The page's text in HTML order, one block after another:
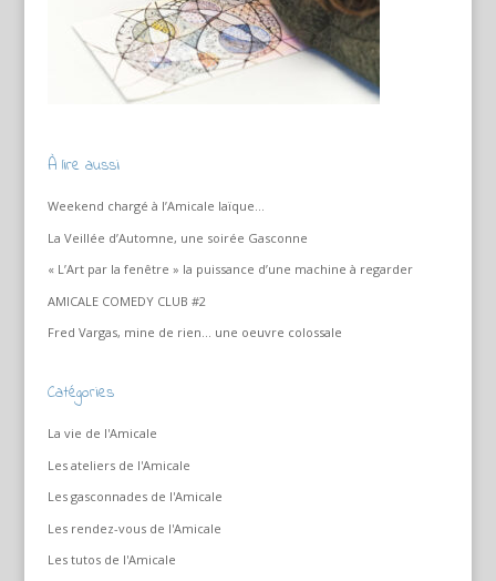
À lire aussi
Weekend chargé à l’Amicale laïque…
La Veillée d’Automne, une soirée Gasconne
« L’Art par la fenêtre » la puissance d’une machine à regarder
AMICALE COMEDY CLUB #2
Fred Vargas, mine de rien… une oeuvre colossale
Catégories
La vie de l'Amicale
Les ateliers de l'Amicale
Les gasconnades de l'Amicale
Les rendez-vous de l'Amicale
Les tutos de l'Amicale